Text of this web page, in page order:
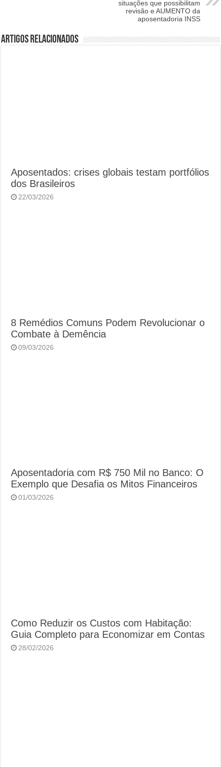
situações que possibilitam
revisão e AUMENTO da
aposentadoria INSS
Artigos Relacionados
Aposentados: crises globais testam portfólios
dos Brasileiros
22/03/2026
8 Remédios Comuns Podem Revolucionar o
Combate à Demência
09/03/2026
Aposentadoria com R$ 750 Mil no Banco: O
Exemplo que Desafia os Mitos Financeiros
01/03/2026
Como Reduzir os Custos com Habitação:
Guia Completo para Economizar em Contas
28/02/2026